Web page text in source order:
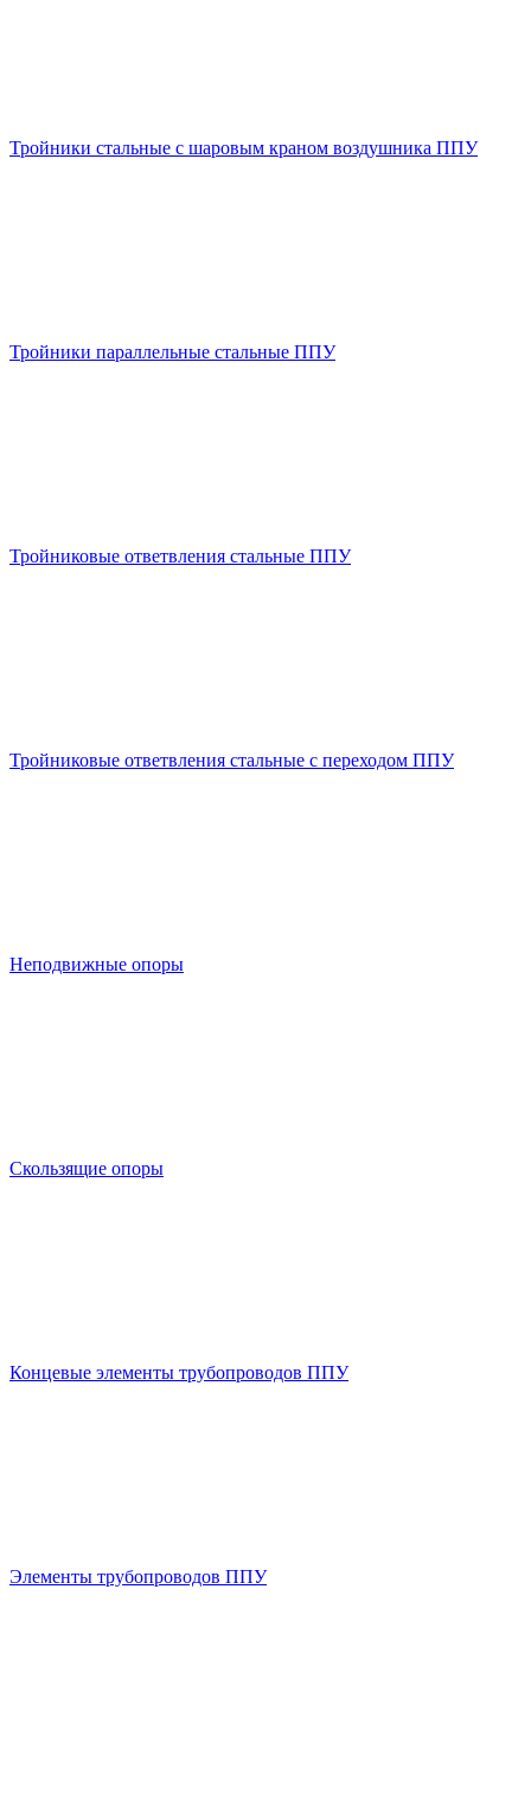
Тройники стальные с шаровым краном воздушника ППУ
Тройники параллельные стальные ППУ
Тройниковые ответвления стальные ППУ
Тройниковые ответвления стальные с переходом ППУ
Неподвижные опоры
Скользящие опоры
Концевые элементы трубопроводов ППУ
Элементы трубопроводов ППУ